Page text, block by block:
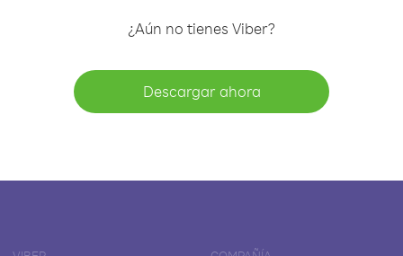
¿Aún no tienes Viber?
Descargar ahora